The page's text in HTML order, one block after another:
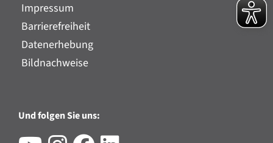
Impressum
Barrierefreiheit
Datenerhebung
Bildnachweise
Und folgen Sie uns: